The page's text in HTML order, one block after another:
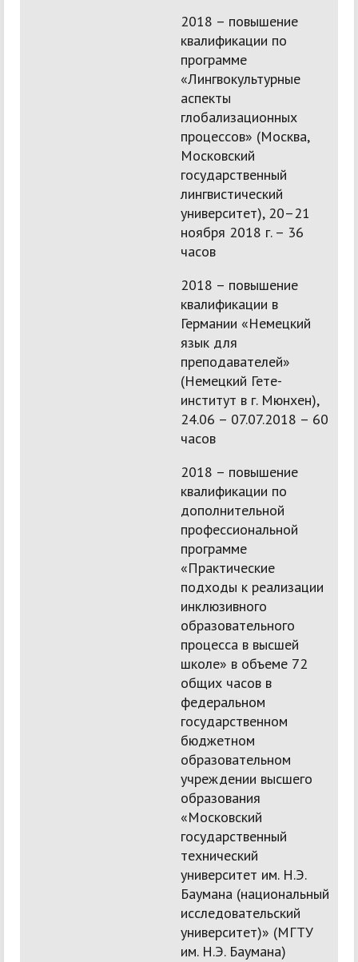
2018 – повышение
квалификации по
программе
«Лингвокультурные
аспекты
глобализационных
процессов» (Москва,
Московский
государственный
лингвистический
университет), 20–21
ноября 2018 г. – 36
часов
2018 – повышение
квалификации в
Германии «Немецкий
язык для
преподавателей»
(Немецкий Гете-
институт в г. Мюнхен),
24.06 – 07.07.2018 – 60
часов
2018 – повышение
квалификации по
дополнительной
профессиональной
программе
«Практические
подходы к реализации
инклюзивного
образовательного
процесса в высшей
школе» в объеме 72
общих часов в
федеральном
государственном
бюджетном
образовательном
учреждении высшего
образования
«Московский
государственный
технический
университет им. Н.Э.
Баумана (национальный
исследовательский
университет)» (МГТУ
им. Н.Э. Баумана)